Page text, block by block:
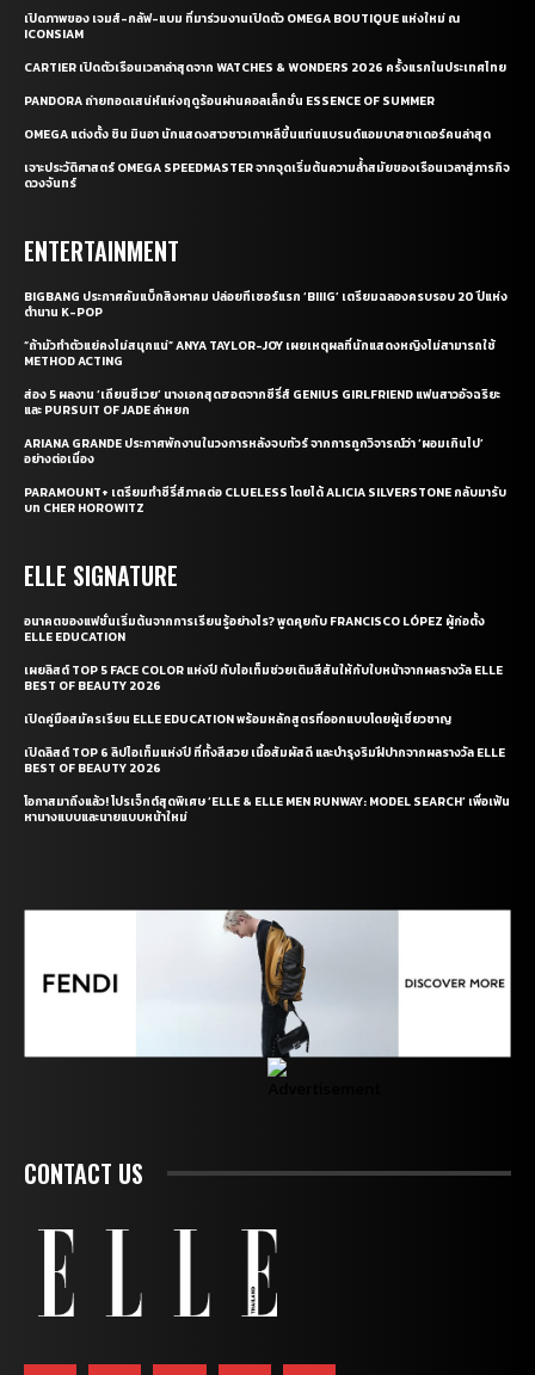
เปิดภาพของ เจมส์-กลัฟ-แบม ที่มาร่วมงานเปิดตัว OMEGA BOUTIQUE แห่งใหม่ ณ
ICONSIAM
CARTIER เปิดตัวเรือนเวลาล่าสุดจาก WATCHES & WONDERS 2026 ครั้งแรกในประเทศไทย
PANDORA ถ่ายทอดเสน่ห์แห่งฤดูร้อนผ่านคอลเล็กชั่น ESSENCE OF SUMMER
OMEGA แต่งตั้ง ชิน มินอา นักแสดงสาวชาวเกาหลีขึ้นแท่นแบรนด์แอมบาสซาเดอร์คนล่าสุด
เจาะประวัติศาสตร์ OMEGA SPEEDMASTER จากจุดเริ่มต้นความล้ำสมัยของเรือนเวลาสู่ภารกิจ
ดวงจันทร์
ENTERTAINMENT
BIGBANG ประกาศคัมแบ็กสิงหาคม ปล่อยทีเซอร์แรก ‘BIIIG’ เตรียมฉลองครบรอบ 20 ปีแห่ง
ตำนาน K-POP
“ถ้ามัวทำตัวแย่คงไม่สนุกแน่” ANYA TAYLOR-JOY เผยเหตุผลที่นักแสดงหญิงไม่สามารถใช้
METHOD ACTING
ส่อง 5 ผลงาน ‘เถียนซีเวย’ นางเอกสุดฮอตจากซีรี่ส์ GENIUS GIRLFRIEND แฟนสาวอัจฉริยะ
และ PURSUIT OF JADE ล่าหยก
ARIANA GRANDE ประกาศพักงานในวงการหลังจบทัวร์ จากการถูกวิจารณ์ว่า ‘ผอมเกินไป’
อย่างต่อเนื่อง
PARAMOUNT+ เตรียมทำซีรี่ส์ภาคต่อ CLUELESS โดยได้ ALICIA SILVERSTONE กลับมารับ
บท CHER HOROWITZ
ELLE SIGNATURE
อนาคตของแฟชั่นเริ่มต้นจากการเรียนรู้อย่างไร? พูดคุยกับ FRANCISCO LÓPEZ ผู้ก่อตั้ง
ELLE EDUCATION
เผยลิสต์ TOP 5 FACE COLOR แห่งปี กับไอเท็มช่วยเติมสีสันให้กับใบหน้าจากผลรางวัล ELLE
BEST OF BEAUTY 2026
เปิดคู่มือสมัครเรียน ELLE EDUCATION พร้อมหลักสูตรที่ออกแบบโดยผู้เชี่ยวชาญ
เปิดลิสต์ TOP 6 ลิปไอเท็มแห่งปี ที่ทั้งสีสวย เนื้อสัมผัสดี และบำรุงริมฝีปากจากผลรางวัล ELLE
BEST OF BEAUTY 2026
โอกาสมาถึงแล้ว! โปรเจ็กต์สุดพิเศษ ‘ELLE & ELLE MEN RUNWAY: MODEL SEARCH’ เพื่อเฟ้น
หานางแบบและนายแบบหน้าใหม่
CONTACT US